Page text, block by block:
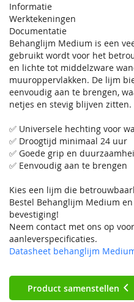
Informatie
Werktekeningen
Documentatie
Behanglijm Medium is een
gebruikt wordt voor het
en lichte tot middelzware
muuroppervlakken. De lijm
eenvoudig aan te brengen,
netjes en stevig blijven zitten.
✅ Universele hechting voor
✅ Droogtijd minimaal 24 uur
✅ Goede grip en
✅ Eenvoudig aan te brengen
Kies een lijm die
Bestel Behanglijm Medium
bevestiging!
Neem contact met ons op
aanleverspecificaties.
Datasheet behanglijm
Product samenstellen